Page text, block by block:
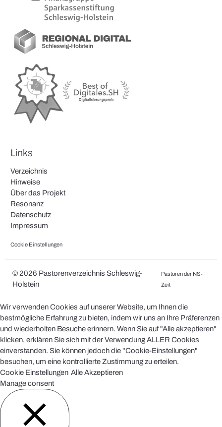
Links
Verzeichnis
Hinweise
Über das Projekt
Resonanz
Datenschutz
Impressum
Cookie Einstellungen
© 2026 Pastorenverzeichnis Schleswig-
Holstein
Pastoren der NS-
Zeit
Wir verwenden Cookies auf unserer Website, um Ihnen die
bestmögliche Erfahrung zu bieten, indem wir uns an Ihre Präferenzen
und wiederholten Besuche erinnern. Wenn Sie auf "Alle akzeptieren"
klicken, erklären Sie sich mit der Verwendung ALLER Cookies
einverstanden. Sie können jedoch die "Cookie-Einstellungen"
besuchen, um eine kontrollierte Zustimmung zu erteilen.
Cookie Einstellungen Alle Akzeptieren
Manage consent